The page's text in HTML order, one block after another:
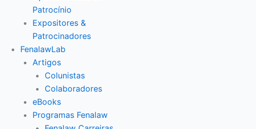
Patrocínio
Expositores &
Patrocinadores
FenalawLab
Artigos
Colunistas
Colaboradores
eBooks
Programas Fenalaw